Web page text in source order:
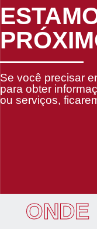
Se você precisar
para obter
ou serviços,
ONDE